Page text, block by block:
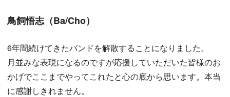
鳥飼悟志（Ba/Cho）
6年間続けてきたバンドを解散することになりました。
月並みな表現になるのですが応援していただいた皆様のお
かげでここまでやってこれたと心の底から思います。本当
に感謝しきれません。